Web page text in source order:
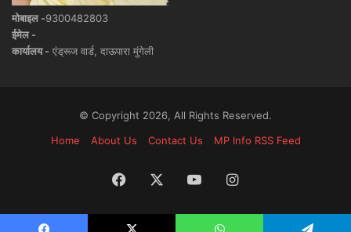
मोबाइल -9300482803
ईमेल -
कार्यालय - एंड्रूज वार्ड, दाऊपारा मुंगेली
© Copyright 2026, All Rights Reserved.
Home
About Us Contact Us MP Info RSS Feed
Facebook YouTubeInstagram